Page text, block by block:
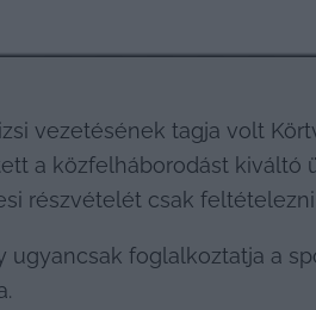
vezetésének tagja volt
a közfelháborodást kiváltó
részvételét csak
foglalkoztatja a